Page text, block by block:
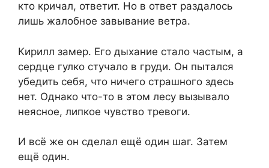
кто кричал, ответит. Но в ответ раздалось
лишь жалобное завывание ветра.
Кирилл замер. Его дыхание стало частым, а
сердце гулко стучало в груди. Он пытался
убедить себя, что ничего страшного здесь
нет. Однако что-то в этом лесу вызывало
неясное, липкое чувство тревоги.
И всё же он сделал ещё один шаг. Затем
ещё один.